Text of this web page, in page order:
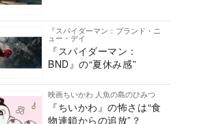
『スパイダーマン：ブランド・ニ
ュー・デイ
『スパイダーマン：
BND』の“夏休み感”
映画ちいかわ 人魚の島のひみつ
『ちいかわ』の怖さは“食
物連鎖からの追放”？